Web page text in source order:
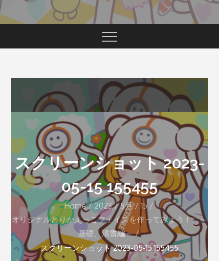
スクリーンショット 2023-
05-15 155455
Home 2023 5月
15
オリジナルとりかえっこフェイスを作ってみよう！ ～
基礎、清書編～
スクリーンショット 2023-05-15 155455